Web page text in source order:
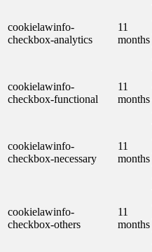
cookielawinfo-
checkbox-analytics
11
months
cookielawinfo-
checkbox-functional
11
months
cookielawinfo-
checkbox-necessary
11
months
cookielawinfo-
checkbox-others
11
months